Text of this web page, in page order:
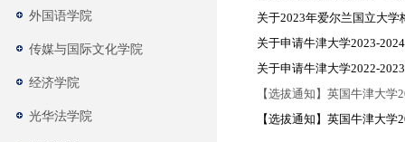
外国语学院
传媒与国际文化学院
经济学院
光华法学院
关于2023年爱尔兰国立大
关于申请牛津大学2023-
关于申请牛津大学2022-
【选拔通知】英国牛津大
【选拔通知】英国牛津大